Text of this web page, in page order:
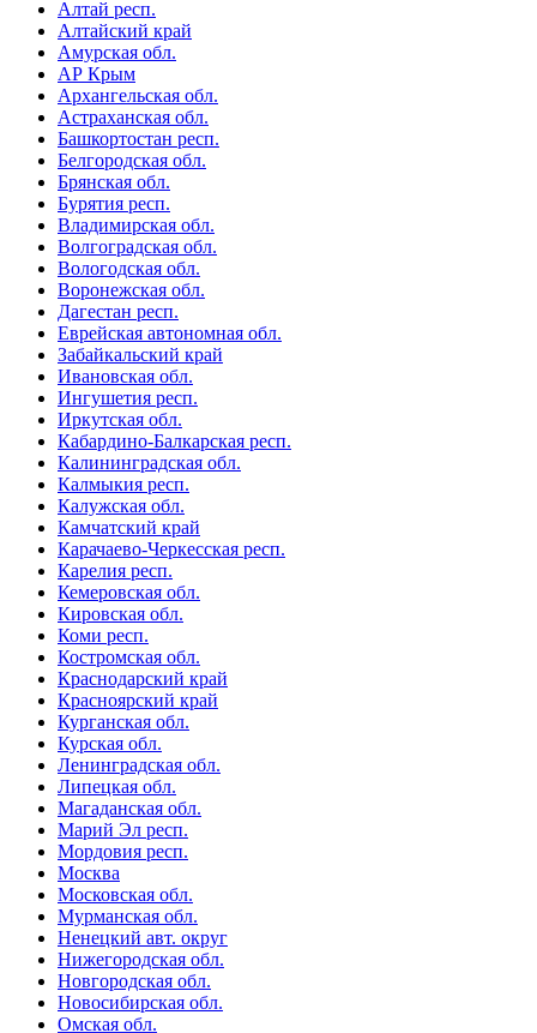
Алтай респ.
Алтайский край
Амурская обл.
АР Крым
Архангельская обл.
Астраханская обл.
Башкортостан респ.
Белгородская обл.
Брянская обл.
Бурятия респ.
Владимирская обл.
Волгоградская обл.
Вологодская обл.
Воронежская обл.
Дагестан респ.
Еврейская автономная обл.
Забайкальский край
Ивановская обл.
Ингушетия респ.
Иркутская обл.
Кабардино-Балкарская респ.
Калининградская обл.
Калмыкия респ.
Калужская обл.
Камчатский край
Карачаево-Черкесская респ.
Карелия респ.
Кемеровская обл.
Кировская обл.
Коми респ.
Костромская обл.
Краснодарский край
Красноярский край
Курганская обл.
Курская обл.
Ленинградская обл.
Липецкая обл.
Магаданская обл.
Марий Эл респ.
Мордовия респ.
Москва
Московская обл.
Мурманская обл.
Ненецкий авт. округ
Нижегородская обл.
Новгородская обл.
Новосибирская обл.
Омская обл.